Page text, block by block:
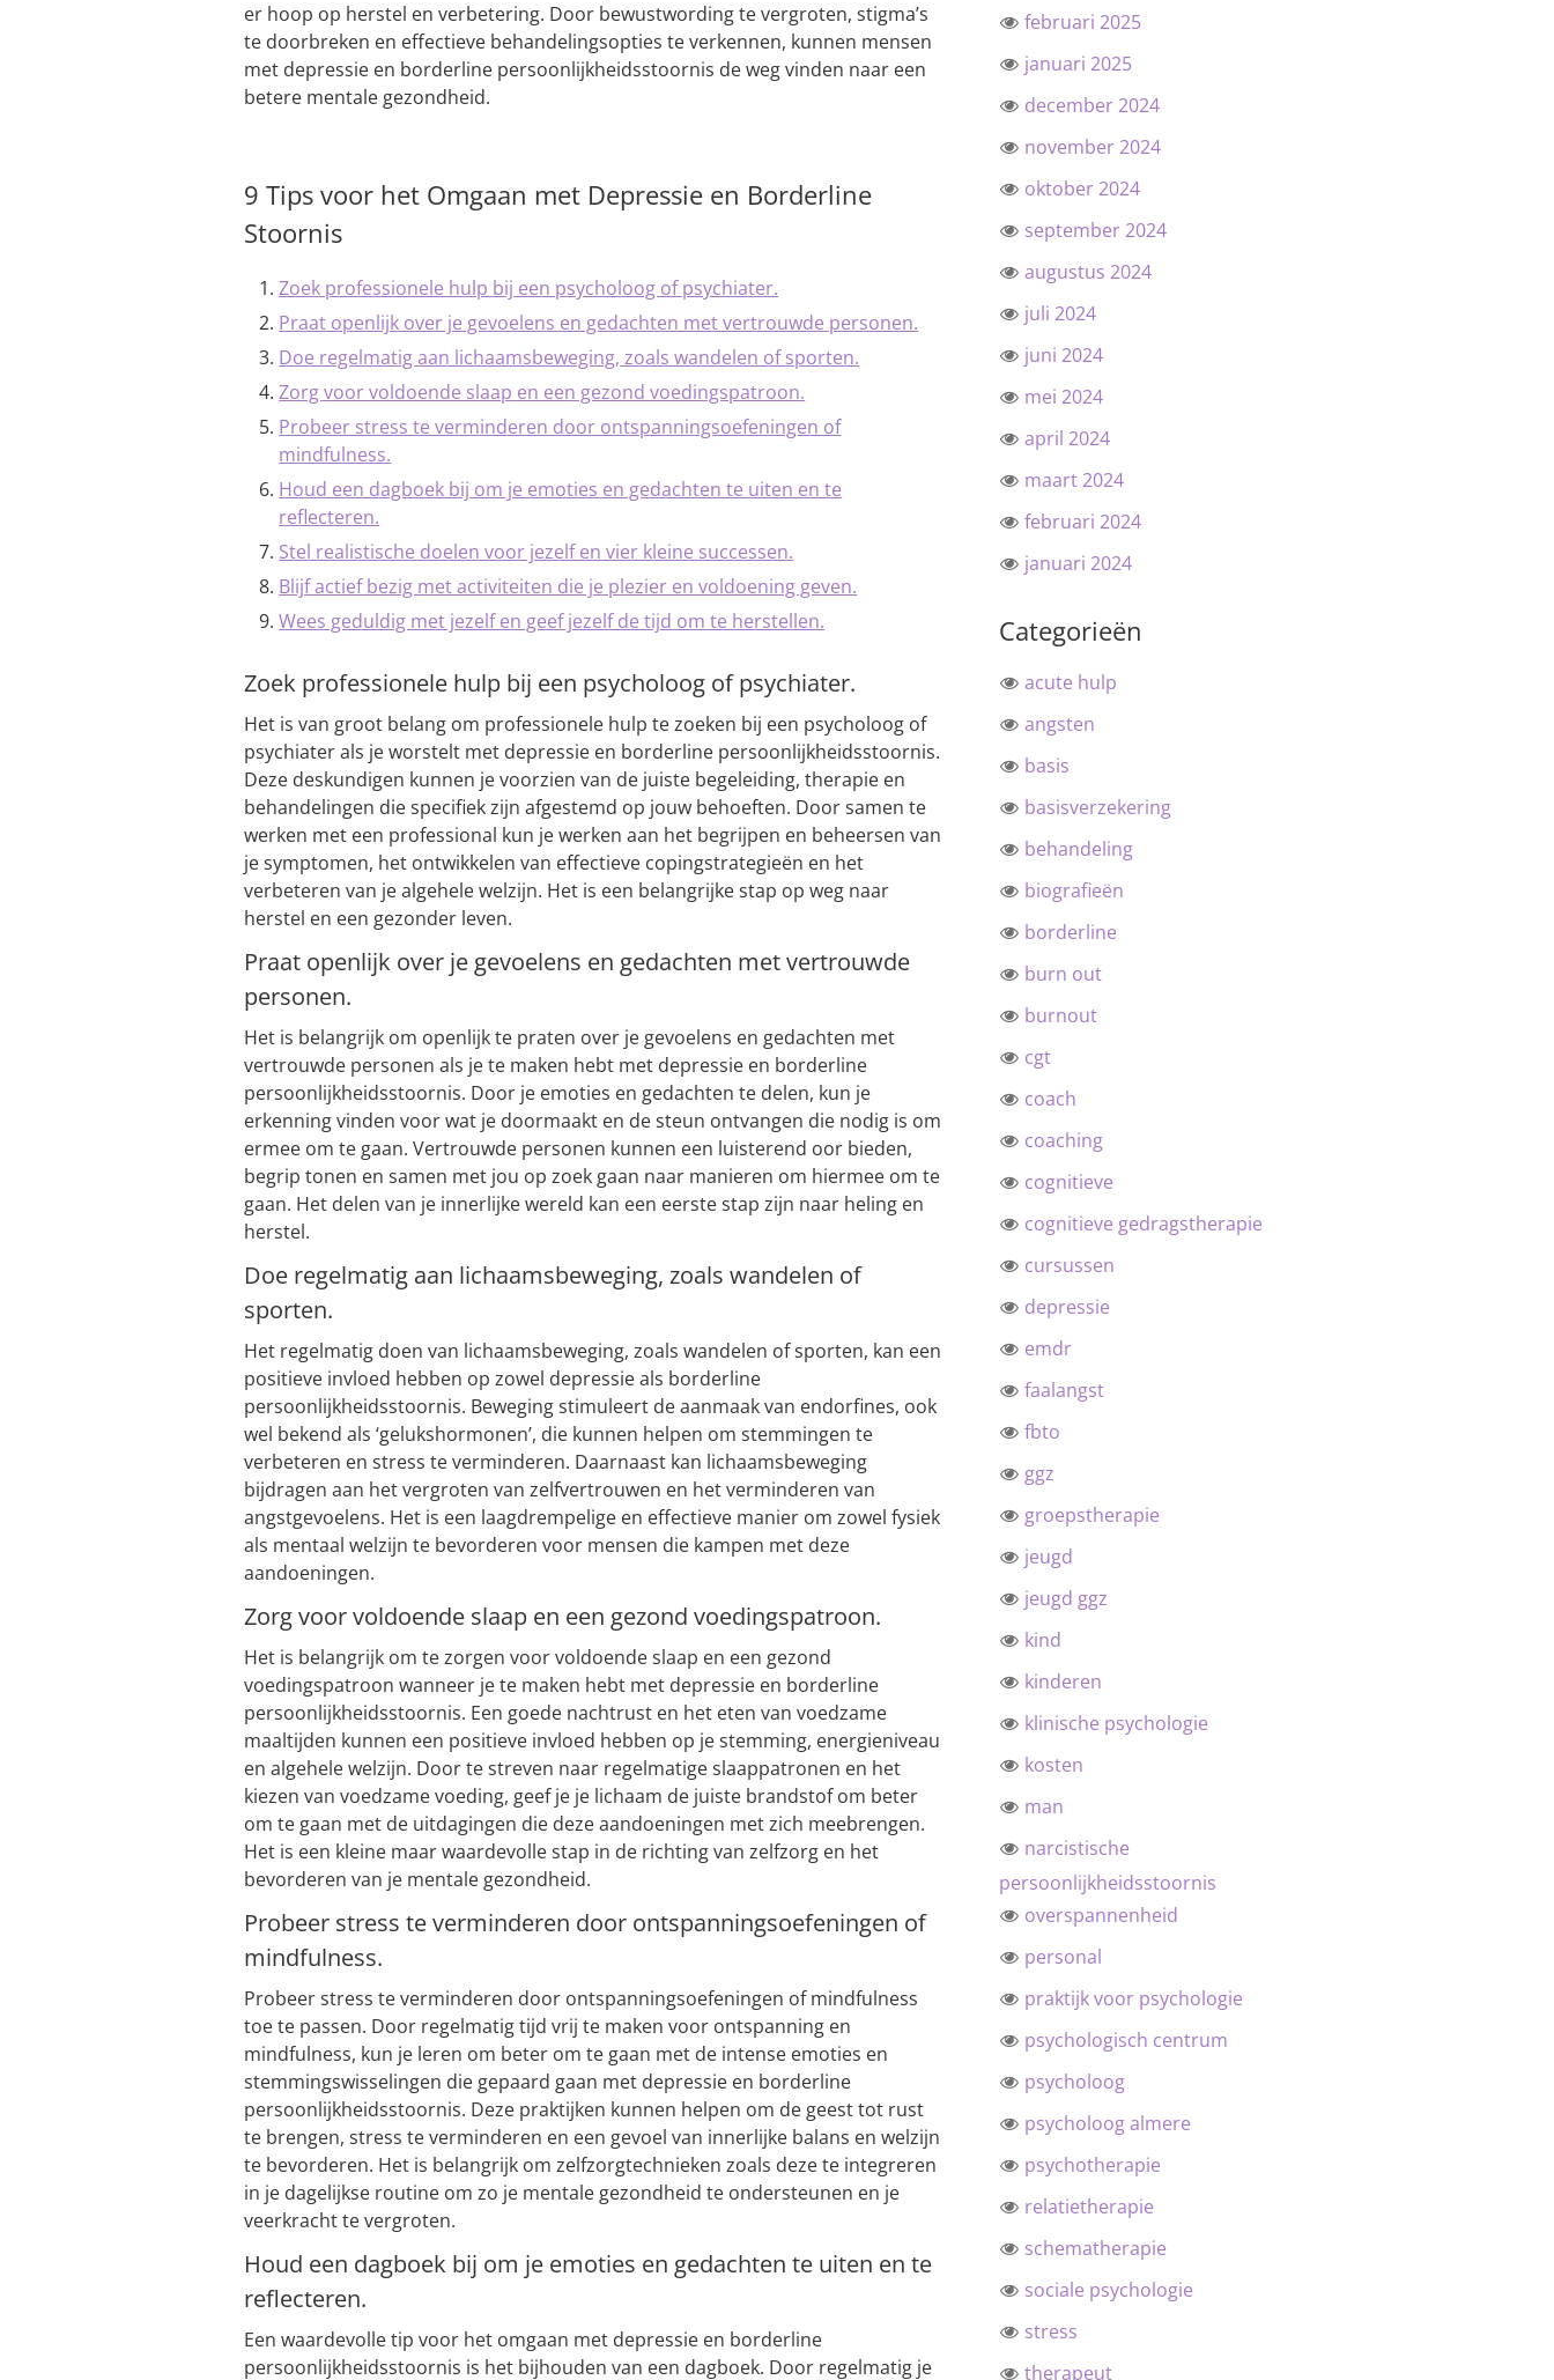
er hoop op herstel en verbetering. Door bewustwording te vergroten, stigma’s
te doorbreken en effectieve behandelingsopties te verkennen, kunnen mensen
met depressie en borderline persoonlijkheidsstoornis de weg vinden naar een
betere mentale gezondheid.
9 Tips voor het Omgaan met Depressie en Borderline
Stoornis
Zoek professionele hulp bij een psycholoog of psychiater.
Praat openlijk over je gevoelens en gedachten met vertrouwde personen.
Doe regelmatig aan lichaamsbeweging, zoals wandelen of sporten.
Zorg voor voldoende slaap en een gezond voedingspatroon.
Probeer stress te verminderen door ontspanningsoefeningen of
mindfulness.
Houd een dagboek bij om je emoties en gedachten te uiten en te
reflecteren.
Stel realistische doelen voor jezelf en vier kleine successen.
Blijf actief bezig met activiteiten die je plezier en voldoening geven.
Wees geduldig met jezelf en geef jezelf de tijd om te herstellen.
Zoek professionele hulp bij een psycholoog of psychiater.
Het is van groot belang om professionele hulp te zoeken bij een psycholoog of
psychiater als je worstelt met depressie en borderline persoonlijkheidsstoornis.
Deze deskundigen kunnen je voorzien van de juiste begeleiding, therapie en
behandelingen die specifiek zijn afgestemd op jouw behoeften. Door samen te
werken met een professional kun je werken aan het begrijpen en beheersen van
je symptomen, het ontwikkelen van effectieve copingstrategieën en het
verbeteren van je algehele welzijn. Het is een belangrijke stap op weg naar
herstel en een gezonder leven.
Praat openlijk over je gevoelens en gedachten met vertrouwde
personen.
Het is belangrijk om openlijk te praten over je gevoelens en gedachten met
vertrouwde personen als je te maken hebt met depressie en borderline
persoonlijkheidsstoornis. Door je emoties en gedachten te delen, kun je
erkenning vinden voor wat je doormaakt en de steun ontvangen die nodig is om
ermee om te gaan. Vertrouwde personen kunnen een luisterend oor bieden,
begrip tonen en samen met jou op zoek gaan naar manieren om hiermee om te
gaan. Het delen van je innerlijke wereld kan een eerste stap zijn naar heling en
herstel.
Doe regelmatig aan lichaamsbeweging, zoals wandelen of
sporten.
Het regelmatig doen van lichaamsbeweging, zoals wandelen of sporten, kan een
positieve invloed hebben op zowel depressie als borderline
persoonlijkheidsstoornis. Beweging stimuleert de aanmaak van endorfines, ook
wel bekend als ‘gelukshormonen’, die kunnen helpen om stemmingen te
verbeteren en stress te verminderen. Daarnaast kan lichaamsbeweging
bijdragen aan het vergroten van zelfvertrouwen en het verminderen van
angstgevoelens. Het is een laagdrempelige en effectieve manier om zowel fysiek
als mentaal welzijn te bevorderen voor mensen die kampen met deze
aandoeningen.
Zorg voor voldoende slaap en een gezond voedingspatroon.
Het is belangrijk om te zorgen voor voldoende slaap en een gezond
voedingspatroon wanneer je te maken hebt met depressie en borderline
persoonlijkheidsstoornis. Een goede nachtrust en het eten van voedzame
maaltijden kunnen een positieve invloed hebben op je stemming, energieniveau
en algehele welzijn. Door te streven naar regelmatige slaappatronen en het
kiezen van voedzame voeding, geef je je lichaam de juiste brandstof om beter
om te gaan met de uitdagingen die deze aandoeningen met zich meebrengen.
Het is een kleine maar waardevolle stap in de richting van zelfzorg en het
bevorderen van je mentale gezondheid.
Probeer stress te verminderen door ontspanningsoefeningen of
mindfulness.
Probeer stress te verminderen door ontspanningsoefeningen of mindfulness
toe te passen. Door regelmatig tijd vrij te maken voor ontspanning en
mindfulness, kun je leren om beter om te gaan met de intense emoties en
stemmingswisselingen die gepaard gaan met depressie en borderline
persoonlijkheidsstoornis. Deze praktijken kunnen helpen om de geest tot rust
te brengen, stress te verminderen en een gevoel van innerlijke balans en welzijn
te bevorderen. Het is belangrijk om zelfzorgtechnieken zoals deze te integreren
in je dagelijkse routine om zo je mentale gezondheid te ondersteunen en je
veerkracht te vergroten.
Houd een dagboek bij om je emoties en gedachten te uiten en te
reflecteren.
Een waardevolle tip voor het omgaan met depressie en borderline
persoonlijkheidsstoornis is het bijhouden van een dagboek. Door regelmatig je
februari 2025
januari 2025
december 2024
november 2024
oktober 2024
september 2024
augustus 2024
juli 2024
juni 2024
mei 2024
april 2024
maart 2024
februari 2024
januari 2024
Categorieën
acute hulp
angsten
basis
basisverzekering
behandeling
biografieën
borderline
burn out
burnout
cgt
coach
coaching
cognitieve
cognitieve gedragstherapie
cursussen
depressie
emdr
faalangst
fbto
ggz
groepstherapie
jeugd
jeugd ggz
kind
kinderen
klinische psychologie
kosten
man
narcistische
persoonlijkheidsstoornis
overspannenheid
personal
praktijk voor psychologie
psychologisch centrum
psycholoog
psycholoog almere
psychotherapie
relatietherapie
schematherapie
sociale psychologie
stress
therapeut